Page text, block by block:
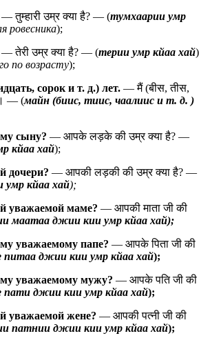
— तुम्हारी उम्र क्या है? — (тумхаарии умр
ровесника);
— तेरी उम्र क्या है? — (терии умр кйаа хай)
по возрасту);
сорок и т. д.) лет. — मैं (बीस, तीस,
— (майн (биис, тиис, чаалиис и т. д. )
сыну? — आपके लड़के की उम्र क्या है? —
кйаа хай);
дочери? — आपकी लड़की की उम्र क्या है? —
умр кйаа хай);
уважаемой маме? — आपकी माता जी की
маатаа джии кии умр кйаа хай);
уважаемому папе? — आपके पिता जी की
питаа джии кии умр кйаа хай);
уважаемому мужу? — आपके पति जी की
пати джии кии умр кйаа хай);
уважаемой жене? — आपकी पत्नी जी की
патнии джии кии умр кйаа хай);